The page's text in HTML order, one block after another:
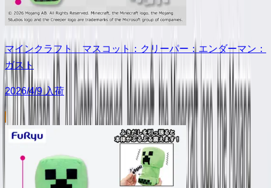
マインクラフト マスコット：クリーパー：エンダーマン：
ガスト
2026/4/9 入荷